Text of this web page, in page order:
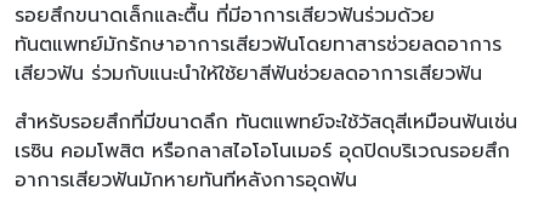
รอยสึกขนาดเล็กและตื้น ที่มีอาการเสียวฟันร่วมด้วย
ทันตแพทย์มักรักษาอาการเสียวฟันโดยทาสารช่วยลดอาการ
เสียวฟัน ร่วมกับแนะนำให้ใช้ยาสีฟันช่วยลดอาการเสียวฟัน
สำหรับรอยสึกที่มีขนาดลึก ทันตแพทย์จะใช้วัสดุสีเหมือนฟันเช่น
เรซิน คอมโพสิต หรือกลาสไอโอโนเมอร์ อุดปิดบริเวณรอยสึก
อาการเสียวฟันมักหายทันทีหลังการอุดฟัน